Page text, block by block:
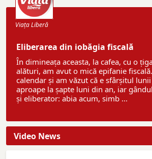
Viaţa Liberă
Eliberarea din iobăgia fiscală
În dimineața aceasta, la cafea, cu o
alături, am avut o mică epifanie
calendar și am văzut că e sfârșitul
aproape la șapte luni din an, iar
și eliberator: abia acum, simb ...
Video News